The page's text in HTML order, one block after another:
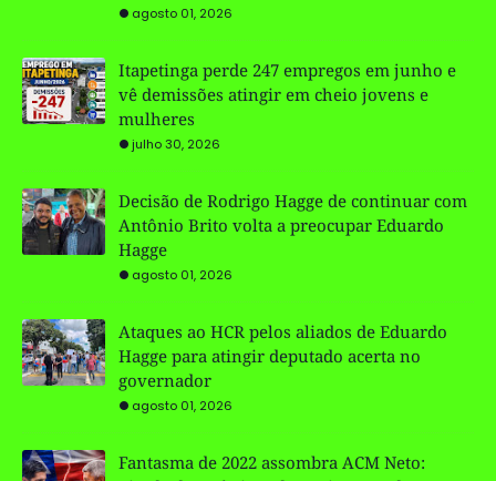
agosto 01, 2026
Itapetinga perde 247 empregos em junho e
vê demissões atingir em cheio jovens e
mulheres
julho 30, 2026
Decisão de Rodrigo Hagge de continuar com
Antônio Brito volta a preocupar Eduardo
Hagge
agosto 01, 2026
Ataques ao HCR pelos aliados de Eduardo
Hagge para atingir deputado acerta no
governador
agosto 01, 2026
Fantasma de 2022 assombra ACM Neto: